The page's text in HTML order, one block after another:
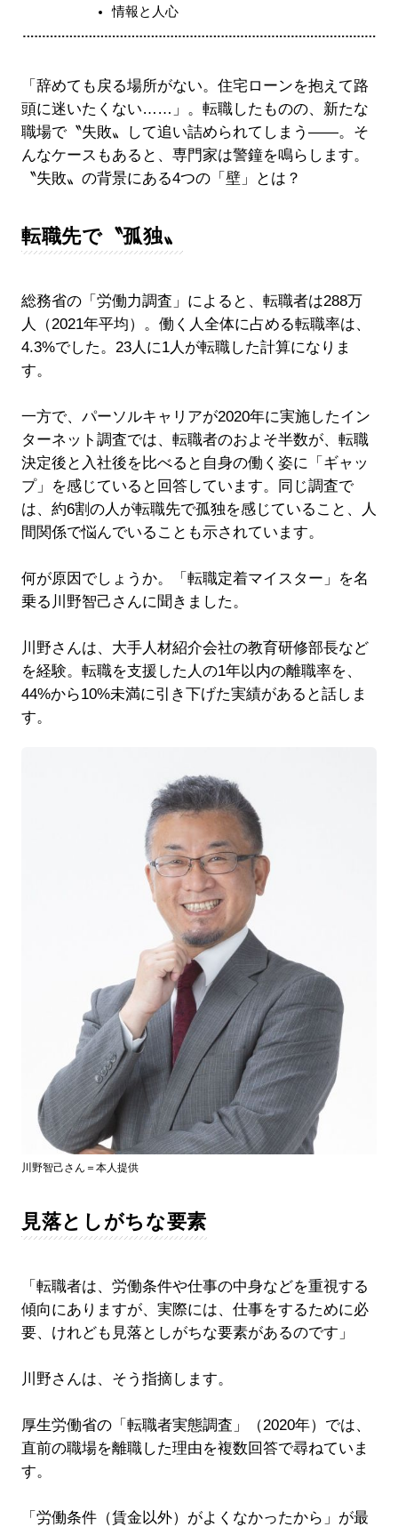
情報と人心
「辞めても戻る場所がない。住宅ローンを抱えて路
頭に迷いたくない……」。転職したものの、新たな
職場で〝失敗〟して追い詰められてしまう――。そ
んなケースもあると、専門家は警鐘を鳴らします。
〝失敗〟の背景にある4つの「壁」とは？
転職先で〝孤独〟
総務省の「労働力調査」によると、転職者は288万
人（2021年平均）。働く人全体に占める転職率は、
4.3%でした。23人に1人が転職した計算になりま
す。
一方で、パーソルキャリアが2020年に実施したイン
ターネット調査では、転職者のおよそ半数が、転職
決定後と入社後を比べると自身の働く姿に「ギャッ
プ」を感じていると回答しています。同じ調査で
は、約6割の人が転職先で孤独を感じていること、人
間関係で悩んでいることも示されています。
何が原因でしょうか。「転職定着マイスター」を名
乗る川野智己さんに聞きました。
川野さんは、大手人材紹介会社の教育研修部長など
を経験。転職を支援した人の1年以内の離職率を、
44%から10%未満に引き下げた実績があると話しま
す。
川野智己さん＝本人提供
見落としがちな要素
「転職者は、労働条件や仕事の中身などを重視する
傾向にありますが、実際には、仕事をするために必
要、けれども見落としがちな要素があるのです」
川野さんは、そう指摘します。
厚生労働省の「転職者実態調査」（2020年）では、
直前の職場を離職した理由を複数回答で尋ねていま
す。
「労働条件（賃金以外）がよくなかったから」が最